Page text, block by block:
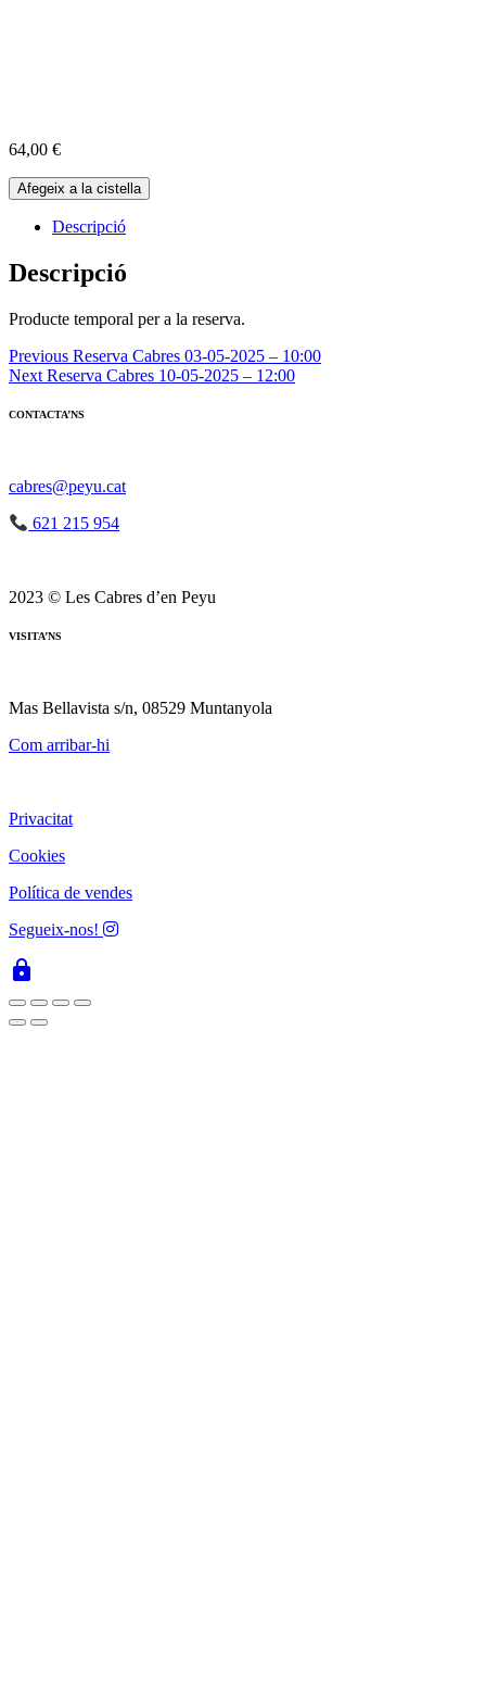
64,00 €
quantitat
de
Reserva
10-
05-
-
Afegeix a la cistella
Descripció
Descripció
Producte temporal per a la reserva.
Navegació
d'entrades
Previous Reserva Cabres 03-05-2025 – 10:00
Next Reserva Cabres 10-05-2025 – 12:00
CONTACTA’NS
cabres@peyu.cat
621 215 954
2023 © Les Cabres d’en Peyu
VISITA’NS
Mas Bellavista s/n, 08529 Muntanyola
Com arribar-hi
Privacitat
Cookies
Política de vendes
Segueix-nos!
lock